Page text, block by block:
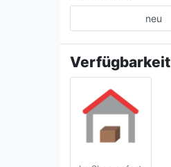
neu
Verfügbarkeit